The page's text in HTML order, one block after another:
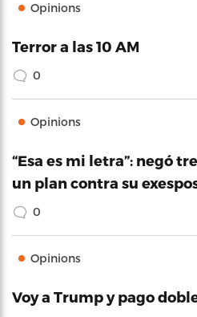
Opinions
Terror a las 10 AM
0
Opinions
“Esa es mi letra”: negó
un plan contra su
0
Opinions
Voy a Trump y pago